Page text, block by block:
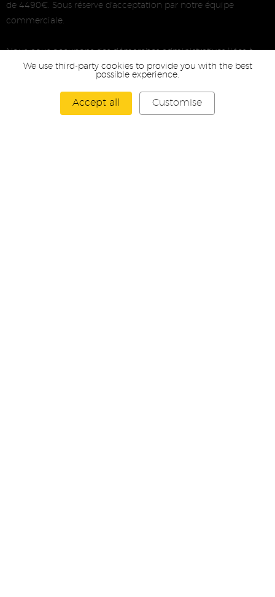
de 4490€. Sous réserve d'acceptation par notre équipe
commerciale.
Nous nous occupons des démarches administratives liées à
l’immatriculation de votre véhicule.
Reprise possible de votre véhicule sur expertise par nos soins.
We use third-party cookies to provide you with the best
possible experience.
Accept all Customise